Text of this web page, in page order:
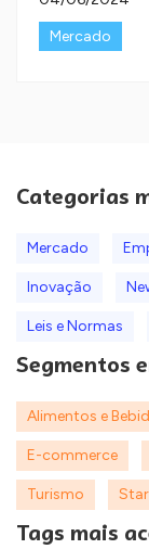
Mercado
Categorias
Mercado
Inovação
Leis e Normas
Segmentos
Alimentos e
E-commerce
Turismo
Tags mais